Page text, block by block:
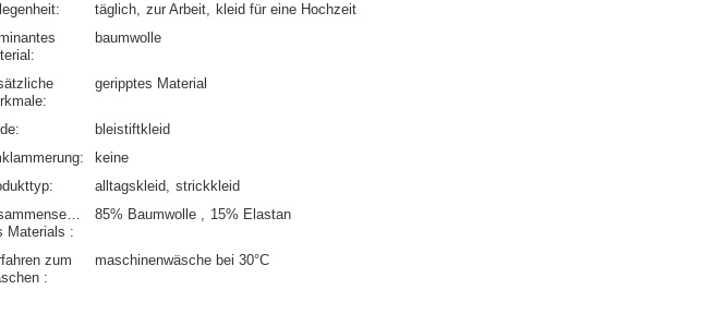
täglich zur Arbeit
kleid für eine Hochzeit
baumwolle
geripptes Material
bleistiftkleid
keine
alltagskleid
strickkleid
Materials
85% Baumwolle 15% Elastan
zum
maschinenwäsche bei 30°C